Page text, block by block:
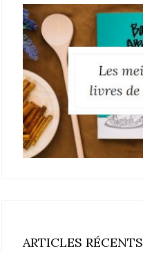
ARTICLES RÉCENTS